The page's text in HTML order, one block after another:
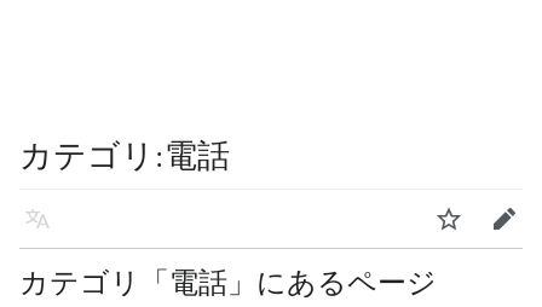
カテゴリ :電話
言語
カテゴリ「電話」にあるページ